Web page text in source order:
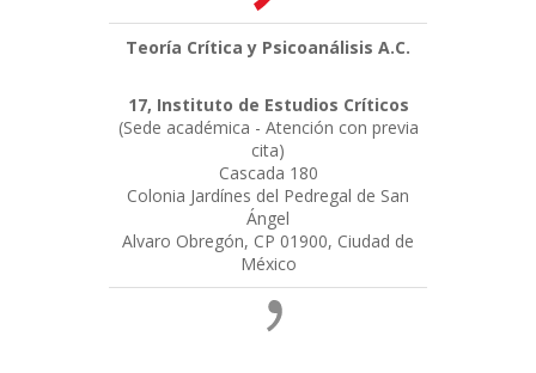
Teoría Crítica y Psicoanálisis A.C.
17, Instituto de Estudios Críticos
(Sede académica - Atención con previa
cita)
Cascada 180
Colonia Jardínes del Pedregal de San
Ángel
Alvaro Obregón, CP 01900, Ciudad de
México